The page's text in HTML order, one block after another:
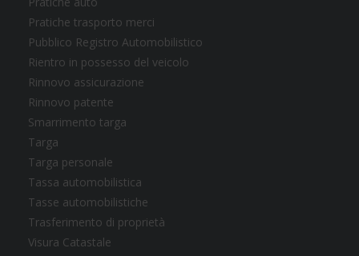
Pratiche trasporto merci
Pubblico Registro Automobilistico
Rientro in possesso del veicolo
Rinnovo assicurazione
Rinnovo patente
Smarrimento targa
Targa
Targa personale
Tassa automobilistica
Tasse automobilistiche
Trasferimento di proprietà
Visura Catastale